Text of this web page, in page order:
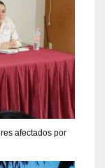
afectados por